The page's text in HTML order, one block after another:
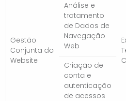
Gestão
Conjunta do
Website
Análise e
tratamento
de Dados de
Navegação
Web
Criação de
conta e
autenticação
de acessos